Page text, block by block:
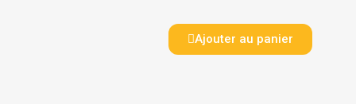
Ajouter au panier